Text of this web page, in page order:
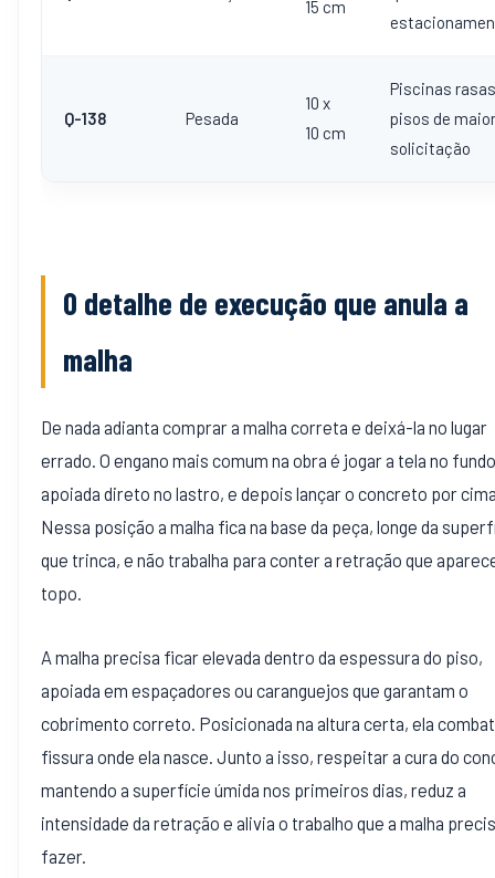
15 cm
Q-138 Pesada
10 x
10 cm
Piscinas
pisos de maior
solicitação
O detalhe de execução que anula a
malha
De nada adianta comprar a malha correta e deixá-la no lugar
errado. O engano mais comum na obra é jogar a tela no
apoiada direto no lastro, e depois lançar o concreto por
Nessa posição a malha fica na base da peça, longe da
que trinca, e não trabalha para conter a retração que
topo.
A malha precisa ficar elevada dentro da espessura do piso,
apoiada em espaçadores ou caranguejos que garantam o
cobrimento correto. Posicionada na altura certa, ela
fissura onde ela nasce. Junto a isso, respeitar a cura do
mantendo a superfície úmida nos primeiros dias, reduz a
intensidade da retração e alivia o trabalho que a malha
fazer.